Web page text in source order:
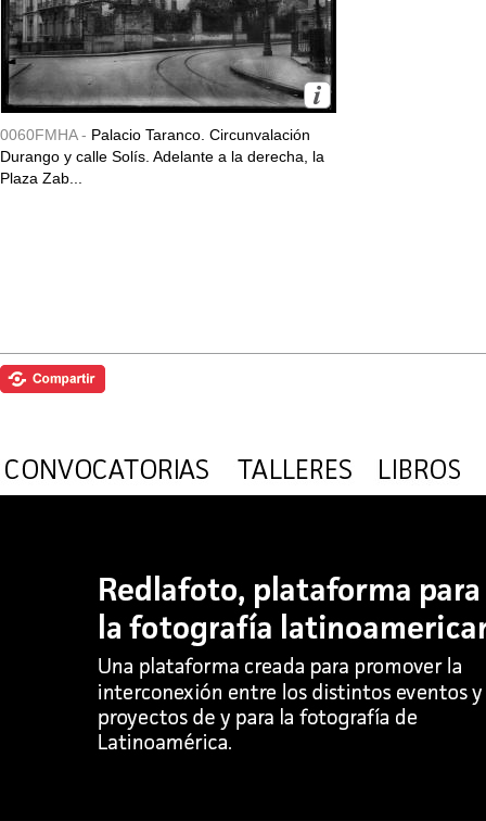
0060FMHA - Palacio Taranco. Circunvalación
Durango y calle Solís. Adelante a la derecha, la
Plaza Zab...